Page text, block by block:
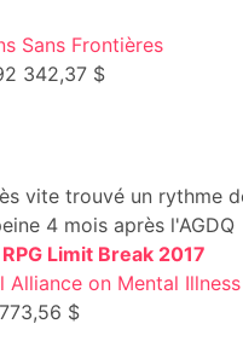
Sans Frontières
342,37 $
vite trouvé un rythme
4 mois après l'AGDQ
RPG Limit Break 2017
Alliance on Mental Illness
773,56 $